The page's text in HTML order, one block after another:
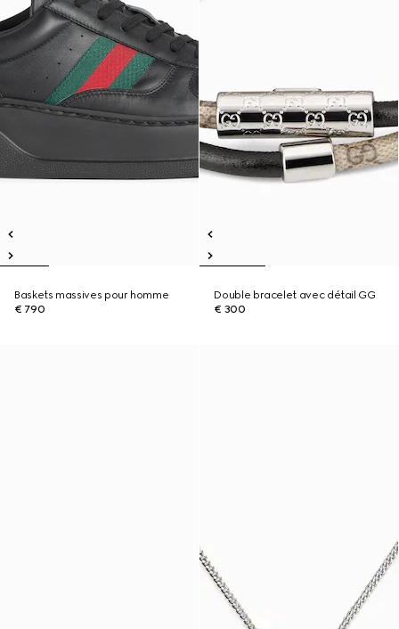
Baskets massives pour homme
€ 790
Double bracelet avec détail GG
€ 300